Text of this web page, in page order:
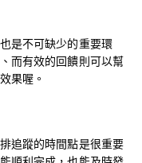
是不可缺少的重要環
而有效的回饋則可以幫
果喔。
追蹤的時間點是很重要